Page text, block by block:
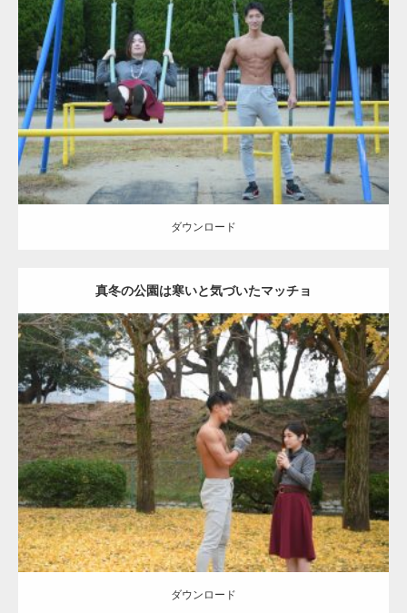
Update: 2021.07.6
Category:公園のマッチョ その他 AKIHITO(細マッチョ) 腹筋 大胸筋
ダウンロード
ダウンロード
真冬の公園は寒いと気づいたマッチョ
Update: 2021.07.8
Category:公園のマッチョ その他 AKIHITO(細マッチョ) 上腕三頭筋
肩
ダウンロード
ダウンロード